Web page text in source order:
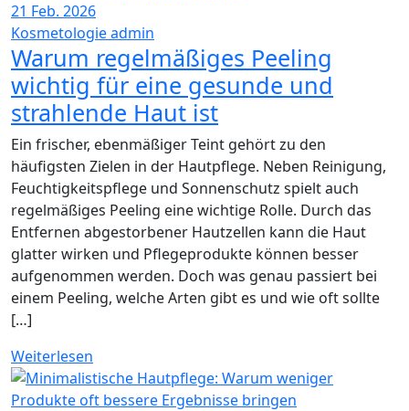
21 Feb. 2026
Kosmetologieadmin
Warum regelmäßiges Peeling
wichtig für eine gesunde und
strahlende Haut ist
Ein frischer, ebenmäßiger Teint gehört zu den
häufigsten Zielen in der Hautpflege. Neben Reinigung,
Feuchtigkeitspflege und Sonnenschutz spielt auch
regelmäßiges Peeling eine wichtige Rolle. Durch das
Entfernen abgestorbener Hautzellen kann die Haut
glatter wirken und Pflegeprodukte können besser
aufgenommen werden. Doch was genau passiert bei
einem Peeling, welche Arten gibt es und wie oft sollte
[…]
Weiterlesen